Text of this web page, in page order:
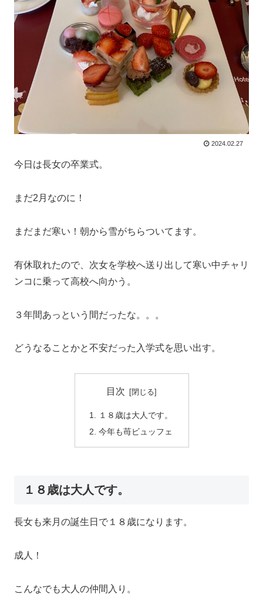
2024.02.27
今日は長女の卒業式。
まだ2月なのに！
まだまだ寒い！朝から雪がちらついてます。
有休取れたので、次女を学校へ送り出して寒い中チャリ
ンコに乗って高校へ向かう。
３年間あっという間だったな。。。
どうなることかと不安だった入学式を思い出す。
目次
１８歳は大人です。
今年も苺ビュッフェ
１８歳は大人です。
長女も来月の誕生日で１８歳になります。
成人！
こんなでも大人の仲間入り。